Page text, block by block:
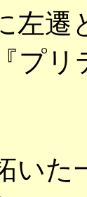
左遷
プ
いた